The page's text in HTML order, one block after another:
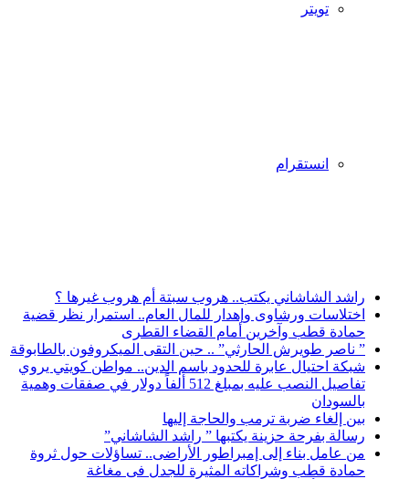
تويتر
انستقرام
راشد الشاشاني يكتب.. هروب سبتة أم هروب غيرها ؟
اختلاسات ورشاوى وإهدار للمال العام.. استمرار نظر قضية
حمادة قطب وآخرين أمام القضاء القطرى
” ناصر طويرش الحارثي” .. حين التقى الميكروفون بالطابوقة
شبكة احتيال عابرة للحدود باسم الدين.. مواطن كويتي يروي
تفاصيل النصب عليه بمبلغ 512 ألفاً دولار في صفقات وهمية
بالسودان
بين إلغاء ضربة ترمب والحاجة إليها
رسالة بفرحة حزينة يكتبها ” راشد الشاشاني”
من عامل بناء إلى إمبراطور الأراضى.. تساؤلات حول ثروة
حمادة قطب وشراكاته المثيرة للجدل فى مغاغة